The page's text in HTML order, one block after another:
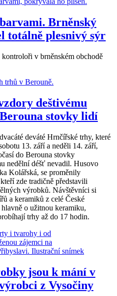
Brněnský
totálně plesnivý sýr
v brněnském obchodě
deštivému
stovky lidí
deváté Hrnčířské trhy, které
13. září a neděli 14. září,
do Berouna stovky
nedělní déšť nevadil. Husovo
Kolářská, se proměnily
zde tradičně představili
výrobků. Návštěvníci si
a keramiků z celé České
o užitnou keramiku,
trhy až do 17 hodin.
jsou k mání v
z Vysočiny